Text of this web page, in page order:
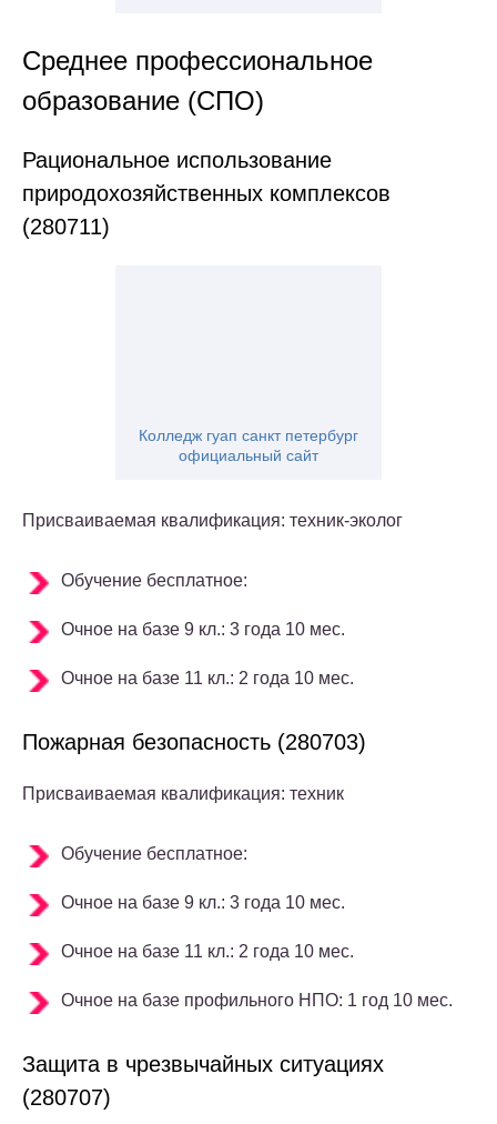
Среднее профессиональное
образование (СПО)
Рациональное использование
природохозяйственных комплексов
(280711)
Колледж гуап санкт петербург
официальный сайт
Присваиваемая квалификация: техник-эколог
Обучение бесплатное:
Очное на базе 9 кл.: 3 года 10 мес.
Очное на базе 11 кл.: 2 года 10 мес.
Пожарная безопасность (280703)
Присваиваемая квалификация: техник
Обучение бесплатное:
Очное на базе 9 кл.: 3 года 10 мес.
Очное на базе 11 кл.: 2 года 10 мес.
Очное на базе профильного НПО: 1 год 10 мес.
Защита в чрезвычайных ситуациях
(280707)